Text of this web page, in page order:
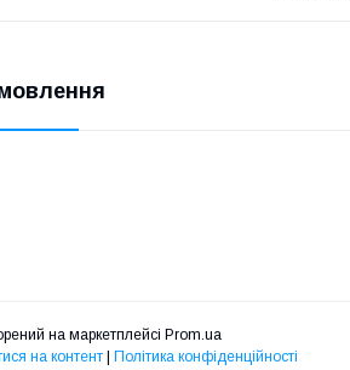
на маркетплейсі Prom.ua
на контент | Політика конфіденційності